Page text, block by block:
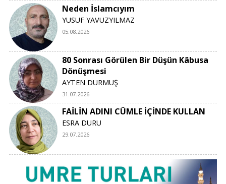
Neden İslamcıyım
YUSUF YAVUZYILMAZ
05.08.2026
80 Sonrası Görülen Bir Düşün Kâbusa
Dönüşmesi
AYTEN DURMUŞ
31.07.2026
FAİLİN ADINI CÜMLE İÇİNDE KULLAN
ESRA DURU
29.07.2026